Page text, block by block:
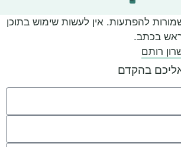
שמורות להפתעות. אין לעשות שימוש בתוכן
בכתב.
רותם
אליכם בהקדם